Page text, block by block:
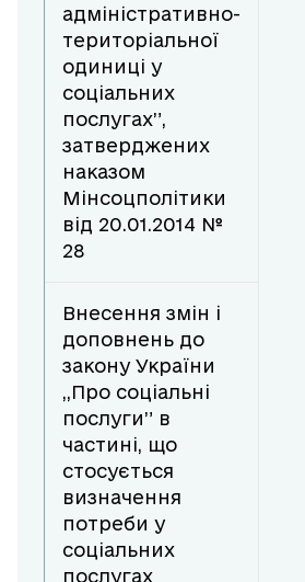
адміністративно-
територіальної
одиниці у
соціальних
послугах”,
затверджених
наказом
Мінсоцполітики
від 20.01.2014 №
28
Внесення змін і
доповнень до
закону України
,,Про соціальні
послуги” в
частині, що
стосується
визначення
потреби у
соціальних
послугах